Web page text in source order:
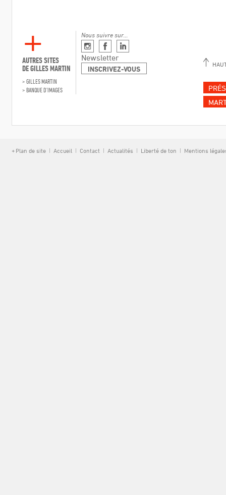
AUTRES SITES
DE GILLES MARTIN
GILLES MARTIN
BANQUE D’IMAGES
Nous suivre sur…
InstagramFacebook
Newsletter
INSCRIVEZ-VOUS
Plan de site Accueil Contact Actualités Liberté de ton Mentions